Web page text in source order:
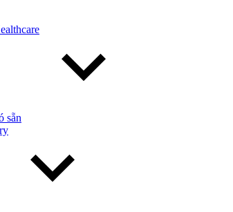
sẵn